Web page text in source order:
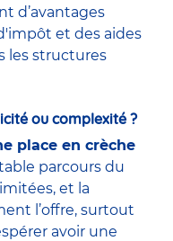
d’avantages
et des aides
les structures
ou complexité ?
place en crèche
parcours du
et la
l’offre, surtout
avoir une